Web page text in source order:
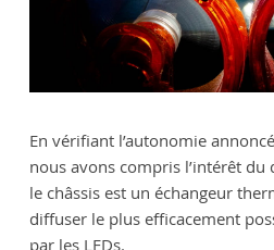
En vérifiant l’autonomie
nous avons compris l’intérêt du
le châssis est un échangeur
diffuser le plus efficacement
par les LEDs.